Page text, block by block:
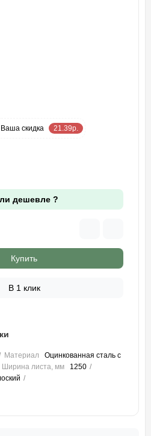
Ваша cкидка 21.39р.
дешевле ?
Купить
В 1 клик
Материал
Оцинкованная сталь с
Ширина листа, мм
1250